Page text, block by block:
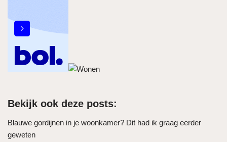
Bekijk ook deze posts:
Blauwe gordijnen in je woonkamer? Dit had ik graag eerder
geweten